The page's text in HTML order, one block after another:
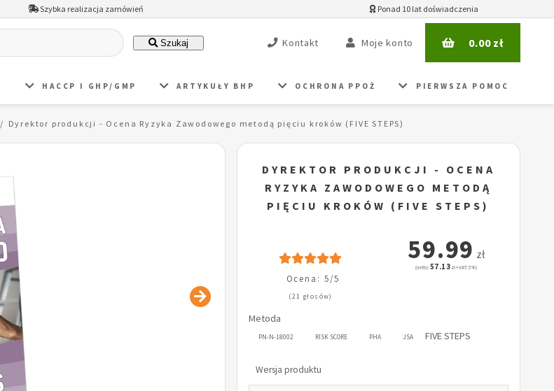
Szybka realizacja zamówień Ponad 10 lat doświadczenia
Szukaj Kontakt Moje konto 0.00zł
HACCP I GHP/GMP ARTYKUŁY BHP OCHRONA PPOŻ PIERWSZA POMOC
Dyrektor produkcji - Ocena Ryzyka Zawodowego metodą pięciu kroków (FIVE STEPS)
DYREKTOR PRODUKCJI - OCENA
RYZYKA ZAWODOWEGO METODĄ
PIĘCIU KROKÓW (FIVE STEPS)
Ocena: 5/5
(21 głosów)
59.99 zł
(netto:57.13 zł + VAT: 5%)
Metoda
PN-N-18002 RISK SCORE PHA JSA FIVE STEPS
Wersja produktu